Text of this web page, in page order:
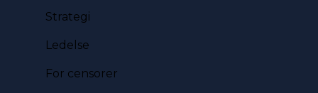
Strategi
Ledelse
For censorer